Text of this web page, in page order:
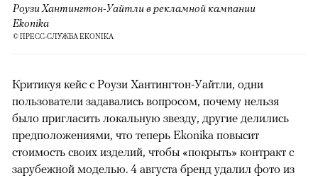
Роузи Хантингтон-Уайтли в рекламной кампании
Ekonika
© ПРЕСС-СЛУЖБА EKONIKA
Критикуя кейс с Роузи Хантингтон-Уайтли, одни
пользователи задавались вопросом, почему нельзя
было пригласить локальную звезду, другие делились
предположениями, что теперь Ekonika повысит
стоимость своих изделий, чтобы «покрыть» контракт с
зарубежной моделью. 4 августа бренд удалил фото из